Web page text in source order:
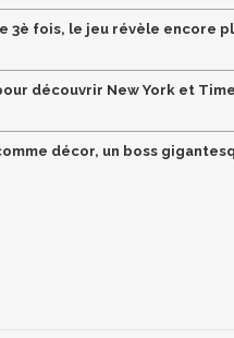
3è fois, le jeu révèle encore
découvrir New York et
décor, un boss